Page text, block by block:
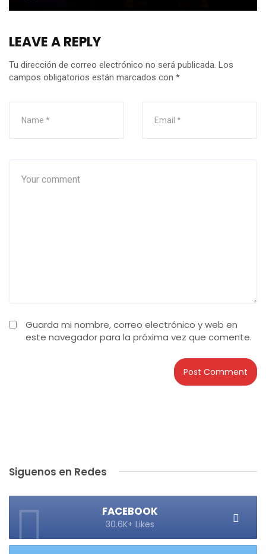
LEAVE A REPLY
Tu dirección de correo electrónico no será publicada. Los
campos obligatorios están marcados con *
Guarda mi nombre, correo electrónico y web en
este navegador para la próxima vez que comente.
Siguenos en Redes
FACEBOOK
30.6K+ Likes